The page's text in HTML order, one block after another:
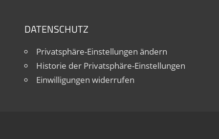
DATENSCHUTZ
Privatsphäre-Einstellungen ändern
Historie der Privatsphäre-Einstellungen
Einwilligungen widerrufen